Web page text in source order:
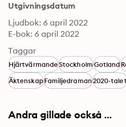
Utgivningsdatum
Ljudbok: 6 april 2022
E-bok: 6 april 2022
Taggar
HjärtvärmandeStockholmGotland
ÄktenskapFamiljedraman2020-
Andra gillade också ...